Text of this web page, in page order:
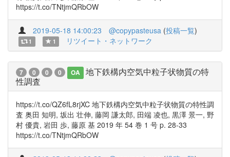
https://t.co/TNtjmQRbOW
2019-05-18 14:00:23 @copypasteusa (投稿一覧)
1 1 リツイート・ネットワーク
7 0 0 0 OA
地下鉄構内空気中粒子状物質の特
性調査
https://t.co/QZ6fL8rjXC 地下鉄構内空気中粒子状物質の特性調
査 奥田 知明, 坂出 壮伸, 藤岡 謙太郎, 田端 凌也, 黒澤 景一, 野
村 優貴, 岩田 歩, 藤原 基 2019 年 54 巻 1 号 p. 28-33
https://t.co/TNtjmQRbOW